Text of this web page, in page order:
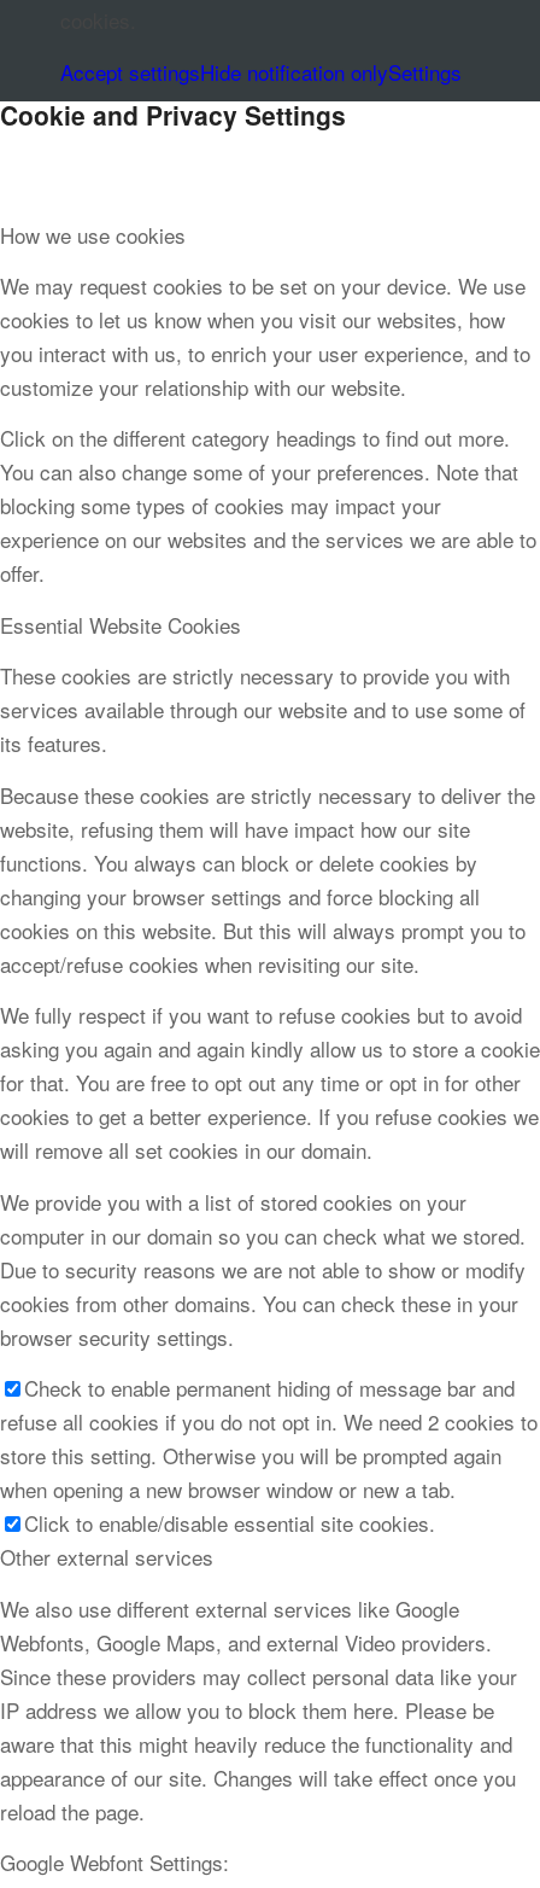
Accept settingsHide notification onlySettings
Cookie and Privacy Settings
How we use cookies
We may request cookies to be set on your device. We use
cookies to let us know when you visit our websites, how
you interact with us, to enrich your user experience, and to
customize your relationship with our website.
Click on the different category headings to find out more.
You can also change some of your preferences. Note that
blocking some types of cookies may impact your
experience on our websites and the services we are able to
offer.
Essential Website Cookies
These cookies are strictly necessary to provide you with
services available through our website and to use some of
its features.
Because these cookies are strictly necessary to deliver the
website, refusing them will have impact how our site
functions. You always can block or delete cookies by
changing your browser settings and force blocking all
cookies on this website. But this will always prompt you to
accept/refuse cookies when revisiting our site.
We fully respect if you want to refuse cookies but to avoid
asking you again and again kindly allow us to store a cookie
for that. You are free to opt out any time or opt in for other
cookies to get a better experience. If you refuse cookies we
will remove all set cookies in our domain.
We provide you with a list of stored cookies on your
computer in our domain so you can check what we stored.
Due to security reasons we are not able to show or modify
cookies from other domains. You can check these in your
browser security settings.
Check to enable permanent hiding of message bar and
refuse all cookies if you do not opt in. We need 2 cookies to
store this setting. Otherwise you will be prompted again
when opening a new browser window or new a tab.
Click to enable/disable essential site cookies.
Other external services
We also use different external services like Google
Webfonts, Google Maps, and external Video providers.
Since these providers may collect personal data like your
IP address we allow you to block them here. Please be
aware that this might heavily reduce the functionality and
appearance of our site. Changes will take effect once you
reload the page.
Google Webfont Settings: